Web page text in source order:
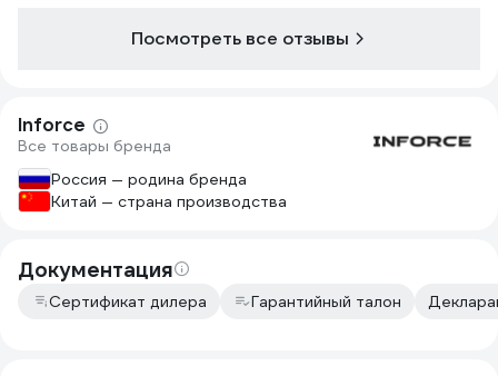
Посмотреть все отзывы
Inforce
Все товары бренда
Россия — родина бренда
Китай — страна производства
Документация
Сертификат дилера Гарантийный талон